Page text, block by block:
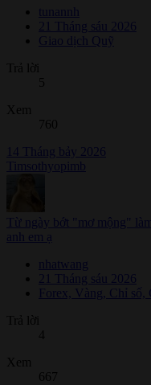
tunannh
21 Tháng sáu 2026
Giao dịch Quỹ
Trả lời
5
Xem
760
14 Tháng bảy 2026
Timsothyopimb
Từ ngày bớt "mơ mộng"
anh em ạ
nhatwang
21 Tháng sáu 2026
Forex, Vàng, Chỉ số,
Trả lời
4
Xem
667